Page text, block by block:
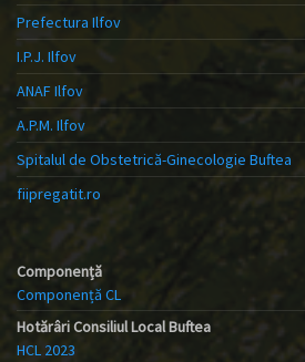
Prefectura Ilfov
I.P.J. Ilfov
ANAF Ilfov
A.P.M. Ilfov
Spitalul de Obstetrică-Ginecologie Buftea
fiipregatit.ro
Componență
Componență CL
Hotărâri Consiliul Local Buftea
HCL 2023